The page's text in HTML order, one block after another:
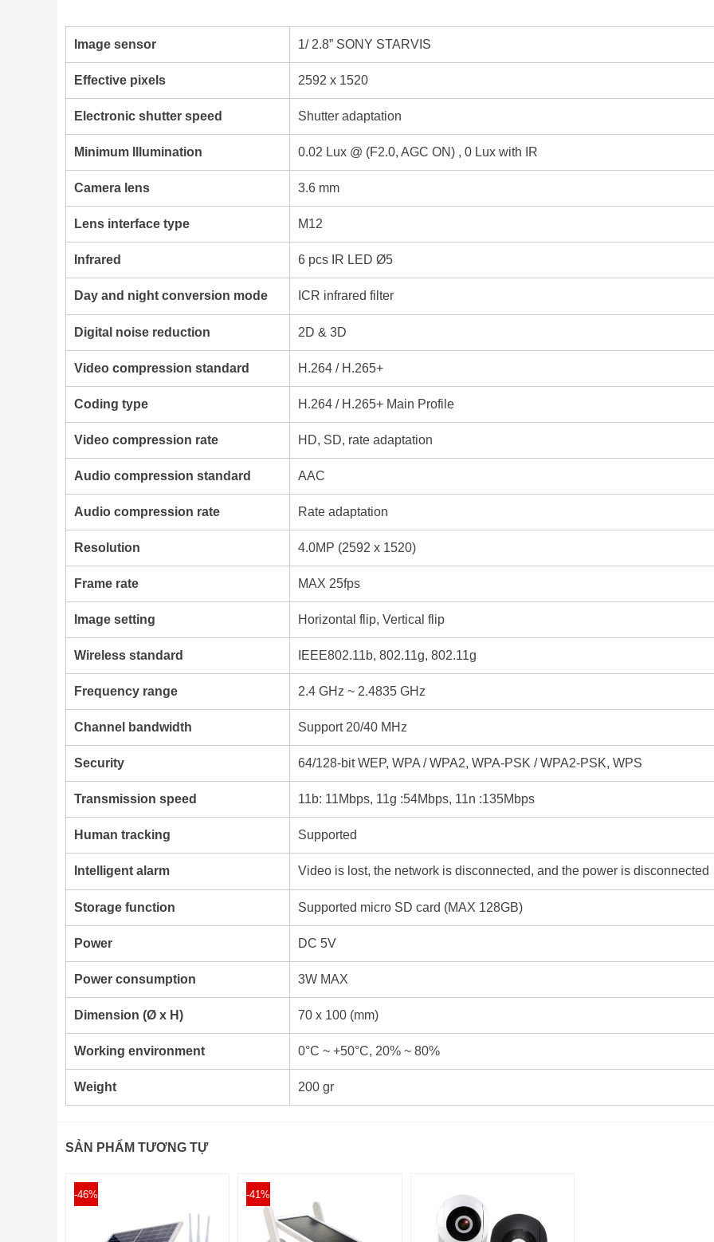
Image sensor 1/ 2.8” SONY STARVIS
Effective pixels 2592 x 1520
Electronic shutter speed Shutter adaptation
Minimum Illumination 0.02 Lux @ (F2.0, AGC ON) , 0 Lux with IR
Camera lens 3.6 mm
Lens interface type M12
Infrared 6 pcs IR LED Ø5
Day and night conversion mode ICR infrared filter
Digital noise reduction 2D & 3D
Video compression standard H.264 / H.265+
Coding type H.264 / H.265+ Main Profile
Video compression rate HD, SD, rate adaptation
Audio compression standard AAC
Audio compression rate Rate adaptation
Resolution 4.0MP (2592 x 1520)
Frame rate MAX 25fps
Image setting Horizontal flip, Vertical flip
Wireless standard IEEE802.11b, 802.11g, 802.11g
Frequency range 2.4 GHz ~ 2.4835 GHz
Channel bandwidth Support 20/40 MHz
Security 64/128-bit WEP, WPA / WPA2, WPA-PSK / WPA2-PSK, WPS
Transmission speed 11b: 11Mbps, 11g :54Mbps, 11n :135Mbps
Human tracking Supported
Intelligent alarm Video is lost, the network is disconnected, and the power is disconnected
Storage function Supported micro SD card (MAX 128GB)
Power DC 5V
Power consumption 3W MAX
Dimension (Ø x H) 70 x 100 (mm)
Working environment 0°C ~ +50°C, 20% ~ 80%
Weight 200 gr
SẢN PHẨM TƯƠNG TỰ
-46% -41%